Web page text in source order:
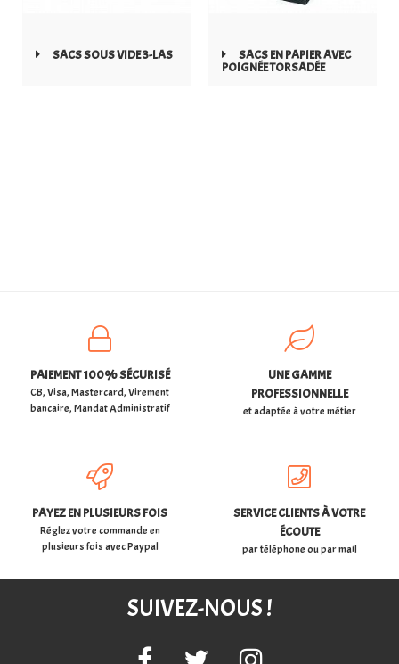
SACS SOUS VIDE 3-LAS
SACS EN PAPIER AVEC
POIGNÉE TORSADÉE
PAIEMENT 100% SÉCURISÉ
CB, Visa, Mastercard, Virement
bancaire, Mandat Administratif
UNE GAMME
PROFESSIONNELLE
et adaptée à votre métier
PAYEZ EN PLUSIEURS FOIS
Réglez votre commande en
plusieurs fois avec Paypal
SERVICE CLIENTS À VOTRE
ÉCOUTE
par téléphone ou par mail
SUIVEZ-NOUS !